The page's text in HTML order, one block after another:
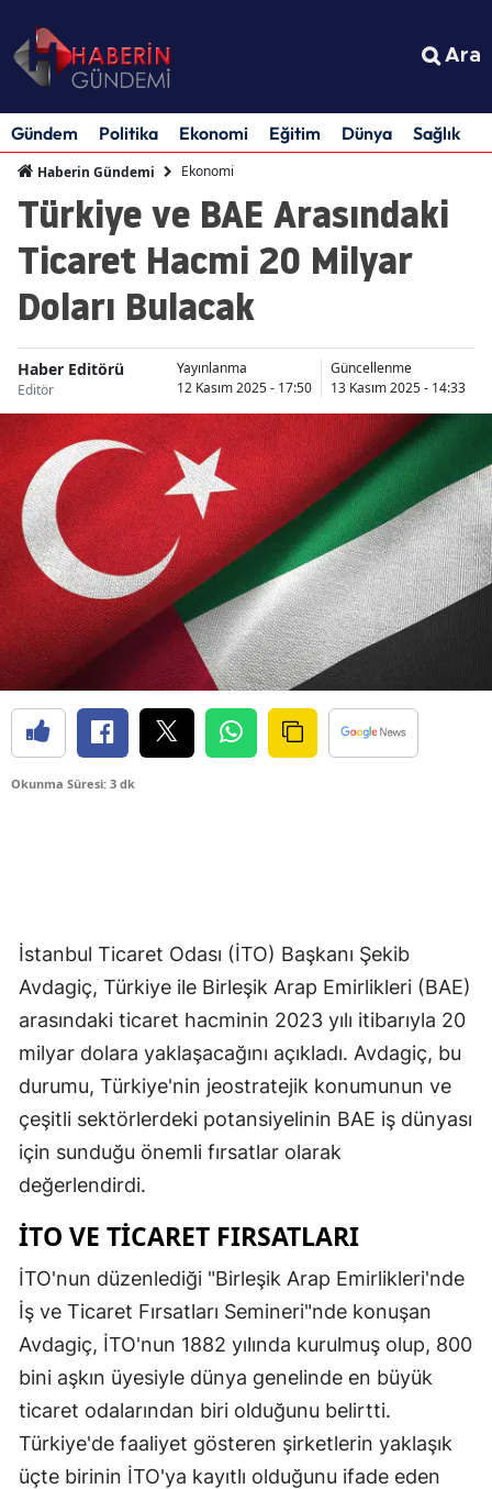
Ara
Gündem Politika Ekonomi Eğitim Dünya Sağlık
Haberin Gündemi Ekonomi
Türkiye ve BAE Arasındaki
Ticaret Hacmi 20 Milyar
Doları Bulacak
Haber Editörü
Editör
Yayınlanma
12 Kasım 2025 - 17:50
Güncellenme
13 Kasım 2025 - 14:33
Okunma Süresi: 3 dk
İstanbul Ticaret Odası (İTO) Başkanı Şekib
Avdagiç, Türkiye ile Birleşik Arap Emirlikleri (BAE)
arasındaki ticaret hacminin 2023 yılı itibarıyla 20
milyar dolara yaklaşacağını açıkladı. Avdagiç, bu
durumu, Türkiye'nin jeostratejik konumunun ve
çeşitli sektörlerdeki potansiyelinin BAE iş dünyası
için sunduğu önemli fırsatlar olarak
değerlendirdi.
İTO VE TICARET FIRSATLARI
İTO'nun düzenlediği "Birleşik Arap Emirlikleri'nde
İş ve Ticaret Fırsatları Semineri"nde konuşan
Avdagiç, İTO'nun 1882 yılında kurulmuş olup, 800
bini aşkın üyesiyle dünya genelinde en büyük
ticaret odalarından biri olduğunu belirtti.
Türkiye'de faaliyet gösteren şirketlerin yaklaşık
üçte birinin İTO'ya kayıtlı olduğunu ifade eden